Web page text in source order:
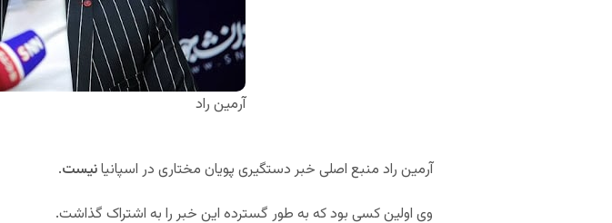
آرمین راد
آرمین راد منبع اصلی خبر دستگیری پویان مختاری در اسپانیانیست.
وی اولین کسی بود که به طور گسترده این خبر را به اشتراک گذاشت.